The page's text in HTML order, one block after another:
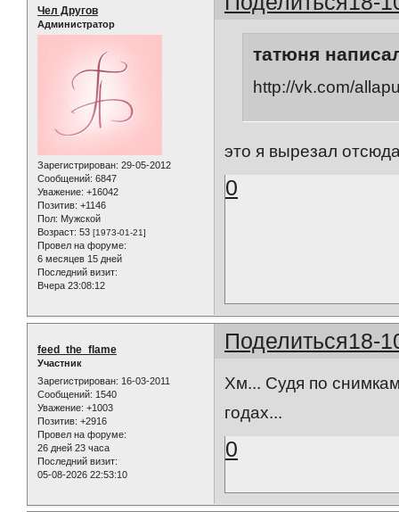
Чел Другов
Администратор
Зарегистрирован: 29-05-2012
Сообщений: 6847
Уважение: +16042
Позитив: +1146
Пол: Мужской
Возраст: 53 [1973-01-21]
Провел на форуме:
6 месяцев 15 дней
Последний визит:
Вчера 23:08:12
татюня
http://vk.com/
это я вырезал
0
Поделиться18-
feed_the_flame
Участник
Зарегистрирован: 16-03-2011
Сообщений: 1540
Уважение: +1003
Позитив: +2916
Провел на форуме:
26 дней 23 часа
Последний визит:
05-08-2026 22:53:10
Хм... Судя по
годах...
0